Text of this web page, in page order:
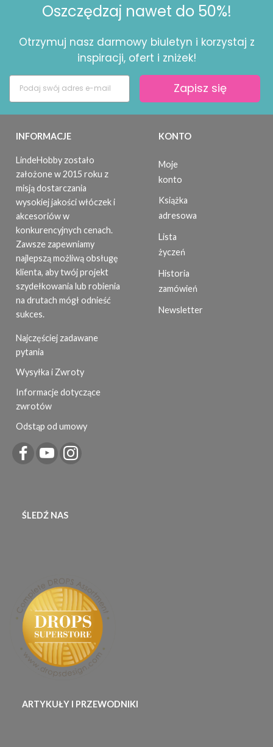
Oszczędzaj nawet do 50%!
Otrzymuj nasz darmowy biuletyn i korzystaj z
inspiracji, ofert i zniżek!
Zapisz się
INFORMACJE
LindeHobby zostało
założone w 2015 roku z
misją dostarczania
wysokiej jakości włóczek i
akcesoriów w
konkurencyjnych cenach.
Zawsze zapewniamy
najlepszą możliwą obsługę
klienta, aby twój projekt
szydełkowania lub robienia
na drutach mógł odnieść
sukces.
Najczęściej zadawane
pytania
Wysyłka i Zwroty
Informacje dotyczące
zwrotów
Odstąp od umowy
KONTO
Moje
konto
Książka
adresowa
Lista
życzeń
Historia
zamówień
Newsletter
ŚLEDŹ NAS
ARTYKUŁY I PRZEWODNIKI